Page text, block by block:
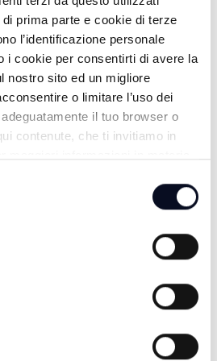
prima parte e cookie di terze
l’identificazione personale
i cookie per consentirti di avere la
nostro sito ed un migliore
o limitare l’uso dei
il tuo browser o
contenute, che ti invitiamo in
- 28/04/2026